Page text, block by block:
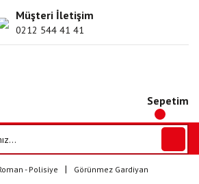
Müşteri İletişim
0212 544 41 41
Sepetim
- Polisiye Görünmez Gardiyan